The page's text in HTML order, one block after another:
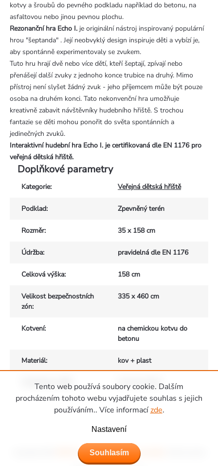
Tento web používá soubory cookie. Dalším
procházením tohoto webu vyjadřujete souhlas s jejich
používáním.. Více informacízde.
Nastavení
Souhlasím
kotvy a šroubů do pevného podkladu například do betonu, na
asfaltovou nebo jinou pevnou plochu.
Rezonanční hra Echo I. je originální nástroj inspirovaný populární
hrou "šeptanda" . Její neobvyklý design inspiruje děti a vybízí je,
aby spontánně experimentovaly se zvukem.
Tuto hru hrají dvě nebo více dětí, kteří šeptají, zpívají nebo
přenášejí další zvuky z jednoho konce trubice na druhý. Mimo
přístroj není slyšet žádný zvuk - jeho příjemcem může být pouze
osoba na druhém konci. Tato nekonvenční hra umožňuje
kreativně zabavit návštěvníky hudebního hřiště. S trochou
fantazie se děti mohou ponořit do světa spontánních a
jedinečných zvuků.
Interaktivní hudební hra Echo I. je certifikovaná dle EN 1176 pro
veřejná dětská hřiště.
Doplňkové parametry
Kategorie: Veřejná dětská hřiště
Podklad: Zpevněný terén
Rozměr: 35 x 158 cm
Údržba: pravidelná dle EN 1176
Celková výška: 158 cm
Velikost bezpečnostních
zón:
335 x 460 cm
Kotvení:
na chemickou kotvu do
betonu
Materiál: kov + plast
Vhodné pro děti od 3 do 15 let
Zápatí
Hřiště Piccolino - dětská hřiště a domečky
vyhrazena.